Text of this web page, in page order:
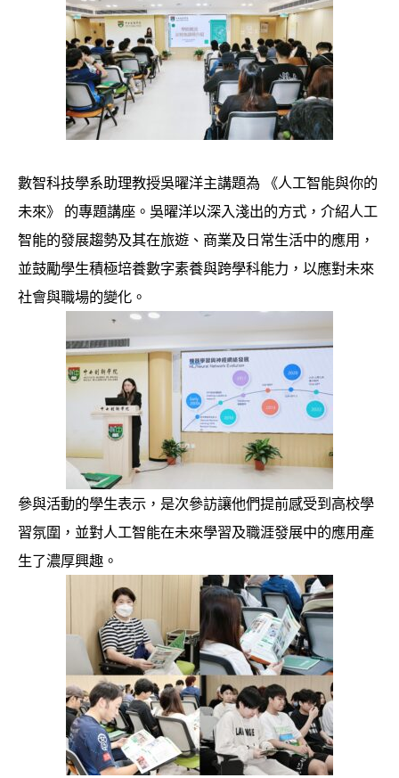
數智科技學系助理教授吳曜洋主講題為 《人工智能與你的
未來》 的專題講座。吳曜洋以深入淺出的方式，介紹人工
智能的發展趨勢及其在旅遊、商業及日常生活中的應用，
並鼓勵學生積極培養數字素養與跨學科能力，以應對未來
社會與職場的變化。
參與活動的學生表示，是次參訪讓他們提前感受到高校學
習氛圍，並對人工智能在未來學習及職涯發展中的應用產
生了濃厚興趣。